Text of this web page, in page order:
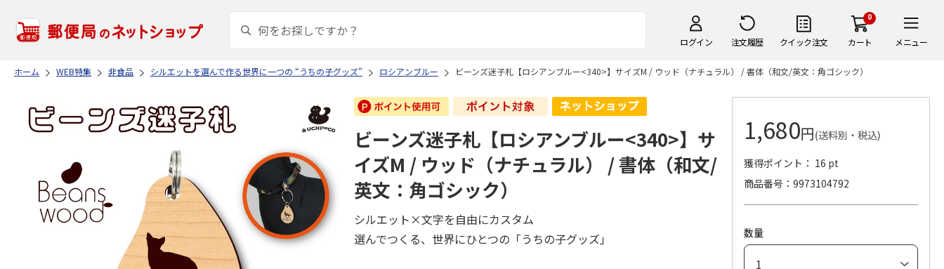
ログイン 注文履歴 クイック注文
0
カート メニュー
ホーム WEB特集 非食品 シルエットを選んで作る世界に一つの “うちの子グッズ” ロシアンブルー ビーンズ迷子札【ロシアンブルー<340>】サイズM / ウッド（ナチュラル） / 書体（和文/英文：角ゴシック）
ビーンズ迷子札【ロシアンブルー<340>】サ
イズM / ウッド（ナチュラル） / 書体（和文/
英文：角ゴシック）
シルエット×文字を自由にカスタム
選んでつくる、世界にひとつの「うちの子グッズ」
1,680円(送料別・税込)
獲得ポイント： 16 pt
商品番号
9973104792
数量